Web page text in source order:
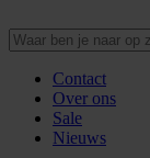
Contact
Over ons
Sale
Nieuws